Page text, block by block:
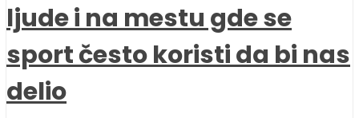
ljude i na mestu gde se
sport često koristi da bi nas
delio